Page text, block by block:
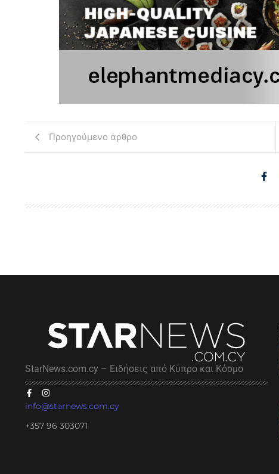
Προηγούμενο άρθρο
StarNews.com.cy – Ειδήσεις από Κύπρο και Κόσμο
info@starnews.com.cy
+357 96 303071